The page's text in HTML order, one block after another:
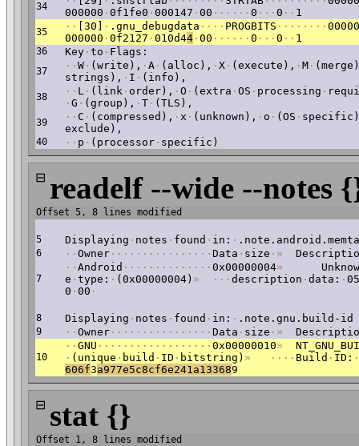
34
000000 · 0f1fe0 · 000147 · 00 · · · · · · 0 · · · 0 · · 1
35 · · [30] · .gnu_debugdata · · · · PROGBITS · · · · · · · ·
000000 · 0f2127 · 010d44 · 00 · · · · · · 0 · · · 0 · · 1
36 Key · to · Flags:
37 · · W · (write), · A · (alloc), · X · (execute), · M ·
strings), · I · (info),
38 · · L · (link · order), · O · (extra · OS · processing ·
· G · (group), · T · (TLS),
39 · · C · (compressed), · x · (unknown), · o · (OS ·
exclude),
40 · · p · (processor · specific)
⊟ readelf --wide --notes
Offset 5, 8 lines modified
5 Displaying · notes · found · in: ·
6 · · Owner · · · · · · · · · · · · · · · · Data · size · »
7
· · Android · · · · · · · · · · · · · · 0x00000004»
e · type: · (0x00000004) » · · · description · data: · 05
0 · 00 ·
8 Displaying · notes · found · in: · .note.gnu.build-id
9 · · Owner · · · · · · · · · · · · · · · · Data · size · »
10
· · GNU · · · · · · · · · · · · · · · · · · 0x00000010»
· (unique · build · ID · bitstring) » · · · · Build · ID: ·
606f3a977e5c8cf6e241a133689
⊟ stat {}
Offset 1, 8 lines modified